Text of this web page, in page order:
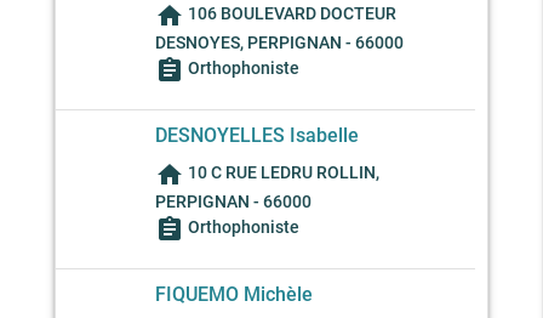
home 106 BOULEVARD DOCTEUR
DESNOYES, PERPIGNAN - 66000
assignment Orthophoniste
DESNOYELLES Isabelle
home 10 C RUE LEDRU ROLLIN,
PERPIGNAN - 66000
assignment Orthophoniste
FIQUEMO Michèle